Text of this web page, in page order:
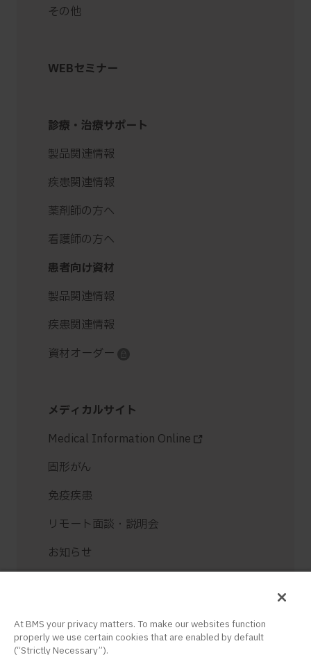
その他
WEBセミナー
診療・治療サポート
製品関連情報
疾患関連情報
薬剤師の方へ
看護師の方へ
患者向け資材
製品関連情報
疾患関連情報
資材オーダー
メディカルサイト
Medical Information Online
固形がん
免疫疾患
リモート面談・説明会
お知らせ
At BMS your privacy matters. To make our websites function
properly we use certain cookies that are enabled by default
(“Strictly Necessary”).